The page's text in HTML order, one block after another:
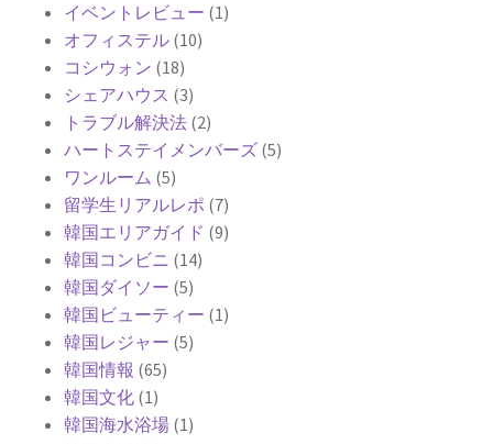
イベントレビュー (1)
オフィステル (10)
コシウォン (18)
シェアハウス (3)
トラブル解決法 (2)
ハートステイメンバーズ (5)
ワンルーム (5)
留学生リアルレポ (7)
韓国エリアガイド (9)
韓国コンビニ (14)
韓国ダイソー (5)
韓国ビューティー (1)
韓国レジャー (5)
韓国情報 (65)
韓国文化 (1)
韓国海水浴場 (1)